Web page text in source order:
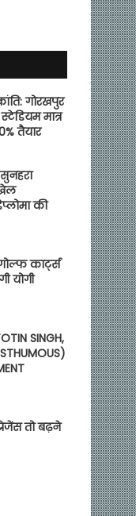
गोरखपुर
मात्र
तैयार
की
कार्ट्स
योगी
SINGH,
तो बढ़ने